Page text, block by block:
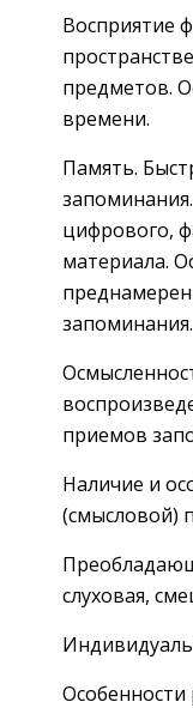
Восприятие
предметов.
времени.
Память.
цифрового,
материала.
запоминания.
приемов
Наличие и
(смысловой)
слуховая,
Особенности